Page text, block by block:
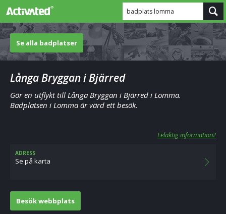
badplats lomma
Se alla badplatser
Långa Bryggan i Bjärred
Gör en utflykt till Långa Bryggan i Bjärred i Lomma.
Badplatsen i Lomma är värd ett besök.
Felaktig information?
ADRESS
Se på karta
Besök webbplats